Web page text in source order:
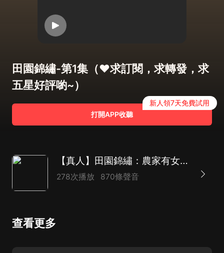
田園錦繡-第1集（❤️求訂閱，求轉發，求
五星好評喲~）
打開APP收聽
新人領7天免費試用
【真人】田園錦繡：農家有女初長成 | 穿越種田 |古言重生 | 系統爽文
278次播放 870條聲音
查看更多